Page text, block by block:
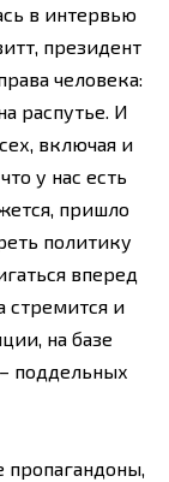
в интервью
президент
человека:
распутье. И
включая и
у нас есть
пришло
политику
вперед
стремится и
на базе
поддельных
пропагандоны,